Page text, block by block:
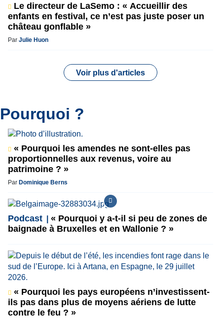
Le directeur de LaSemo : « Accueillir des
enfants en festival, ce n’est pas juste poser un
château gonflable »
Par Julie Huon
Voir plus d'articles
Pourquoi ?
« Pourquoi les amendes ne sont-elles pas
proportionnelles aux revenus, voire au
patrimoine ? »
Par Dominique Berns
Podcast
« Pourquoi y a-t-il si peu de zones de
baignade à Bruxelles et en Wallonie ? »
« Pourquoi les pays européens n’investissent-
ils pas dans plus de moyens aériens de lutte
contre le feu ? »